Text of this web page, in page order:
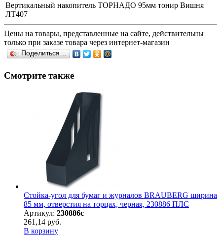
Вертикальный накопитель ТОРНАДО 95мм тонир Вишня
ЛТ407
Цены на товары, представленные на сайте, действительны
только при заказе товара через интернет-магазин
Поделиться…
Смотрите также
Стойка-угол для бумаг и журналов BRAUBERG ширина
85 мм, отверстия на торцах, черная, 230886 ПЛС
Артикул: 230886с
261,14 руб.
В корзину